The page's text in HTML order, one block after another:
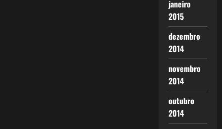
janeiro
2015
dezembro
2014
novembro
2014
outubro
2014